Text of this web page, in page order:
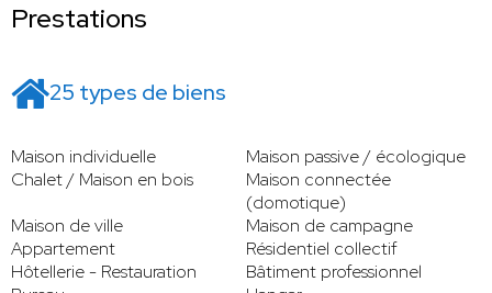
Prestations
25 types de biens
Maison individuelle
Maison passive / écologique
Chalet / Maison en bois
Maison connectée
(domotique)
Maison de ville
Maison de campagne
Appartement
Résidentiel collectif
Hôtellerie - Restauration
Bâtiment professionnel